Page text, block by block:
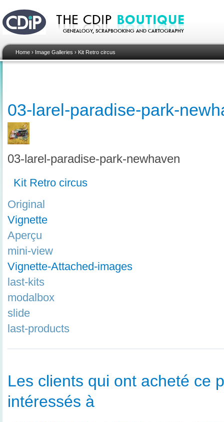
Home › Image Galleries › Kit Retro circus
03-larel-paradise-park-
03-larel-paradise-park-newhaven
Kit Retro circus
Original
Vignette
Aperçu
mini-view
Vignette-Attached-images
last-kits
modalbox
slide
last-products
Les clients qui ont acheté ce
intéressés à